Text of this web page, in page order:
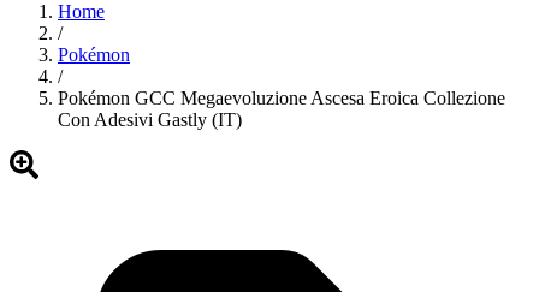
Home
/
Pokémon
/
Pokémon GCC Megaevoluzione Ascesa Eroica Collezione
Con Adesivi Gastly (IT)